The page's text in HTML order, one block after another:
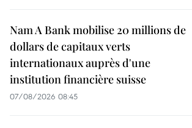
Nam A Bank mobilise 20 millions de
dollars de capitaux verts
internationaux auprès d'une
institution financière suisse
07/08/2026 08:45